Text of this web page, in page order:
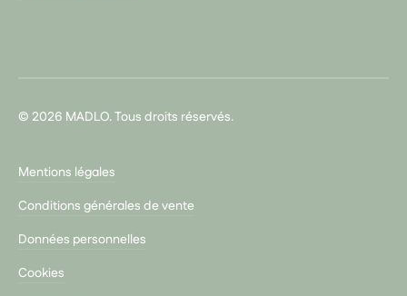
© 2026 MADLO. Tous droits réservés.
Mentions légales
Conditions générales de vente
Données personnelles
Cookies